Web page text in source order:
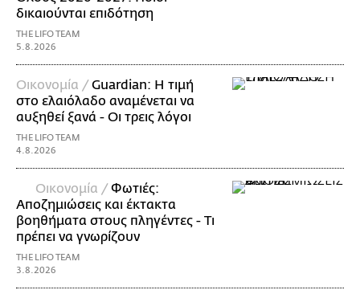
δικαιούνται επιδότηση
THE LIFO TEAM
5.8.2026
Οικονομία /Guardian: Η τιμή
στο ελαιόλαδο αναμένεται να
αυξηθεί ξανά - Οι τρεις λόγοι
THE LIFO TEAM
4.8.2026
Οικονομία /Φωτιές:
Αποζημιώσεις και έκτακτα
βοηθήματα στους πληγέντες - Τι
πρέπει να γνωρίζουν
THE LIFO TEAM
3.8.2026